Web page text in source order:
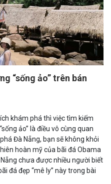
“sống ảo” trên bán
khám phá thì việc tìm kiếm
ảo” là điều vô cùng quan
Đà Nẵng, bạn sẽ không khỏi
hoàn mỹ của bãi đá Obama
chưa được nhiều người biết
đá đẹp “mê ly” này trong bài